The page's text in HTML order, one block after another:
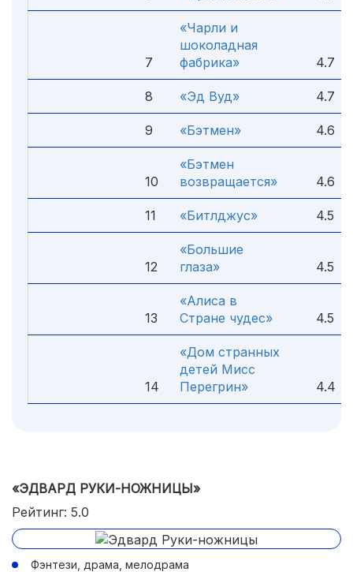
7
«Чарли и
шоколадная
фабрика»
4.7
8 «Эд Вуд» 4.7
9 «Бэтмен» 4.6
10
«Бэтмен
возвращается»
4.6
11 «Битлджус» 4.5
12
«Большие
глаза»
4.5
13
«Алиса в
Стране чудес»
4.5
14
«Дом странных
детей Мисс
Перегрин»
4.4
«ЭДВАРД РУКИ-НОЖНИЦЫ»
Рейтинг: 5.0
Фэнтези, драма, мелодрама